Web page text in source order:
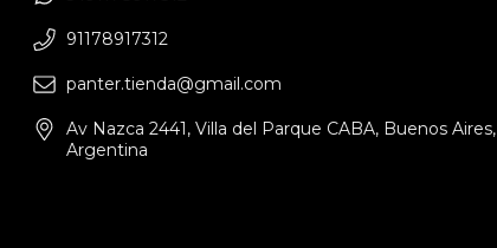
91178917312
panter.tienda@gmail.com
Av Nazca 2441, Villa del Parque CABA, Buenos Aires,
Argentina